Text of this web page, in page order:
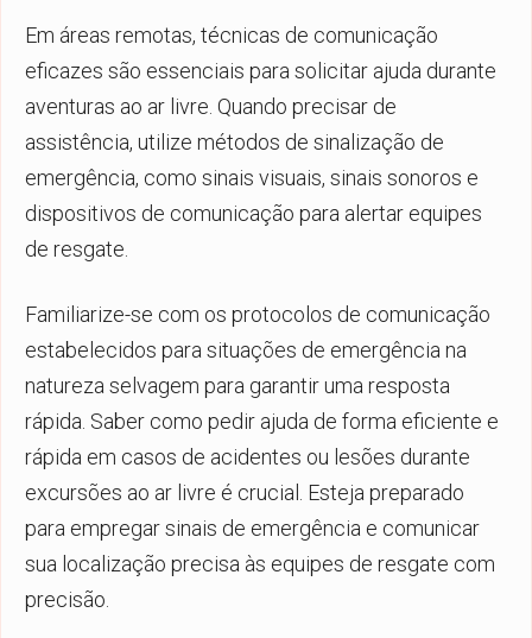
Em áreas remotas, técnicas de comunicação
eficazes são essenciais para solicitar ajuda durante
aventuras ao ar livre. Quando precisar de
assistência, utilize métodos de sinalização de
emergência, como sinais visuais, sinais sonoros e
dispositivos de comunicação para alertar equipes
de resgate.
Familiarize-se com os protocolos de comunicação
estabelecidos para situações de emergência na
natureza selvagem para garantir uma resposta
rápida. Saber como pedir ajuda de forma eficiente e
rápida em casos de acidentes ou lesões durante
excursões ao ar livre é crucial. Esteja preparado
para empregar sinais de emergência e comunicar
sua localização precisa às equipes de resgate com
precisão.